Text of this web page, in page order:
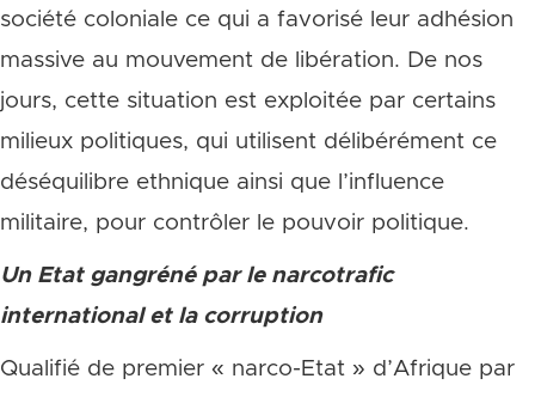
société coloniale ce qui a favorisé leur adhésion
massive au mouvement de libération. De nos
jours, cette situation est exploitée par certains
milieux politiques, qui utilisent délibérément ce
déséquilibre ethnique ainsi que l’influence
militaire, pour contrôler le pouvoir politique.
Un Etat gangréné par le narcotrafic
international et la corruption
Qualifié de premier « narco-Etat » d’Afrique par